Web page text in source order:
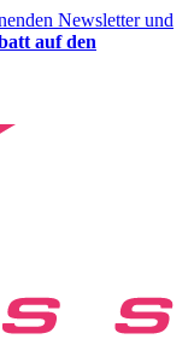
Newsletter und
auf den